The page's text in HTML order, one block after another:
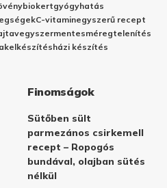
biokertgyógyhatás
C-vitaminegyszerű recept
vegyszermentesméregtelenítés
elkészítésházi készítés
Finomságok
Sütőben sült
parmezános csirkemell
recept – Ropogós
bundával, olajban sütés
nélkül